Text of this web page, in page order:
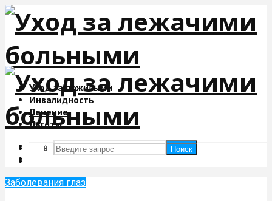
Уход за пожилыми
Инвалидность
Лечение
Льготы
Поиск
Поиск
Заболевания глаз